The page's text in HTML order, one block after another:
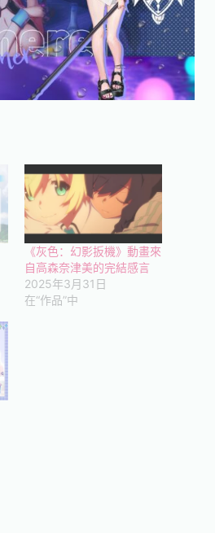
《灰色：幻影扳機》動畫來
自高森奈津美的完結感言
2025年3月31日
在“作品”中